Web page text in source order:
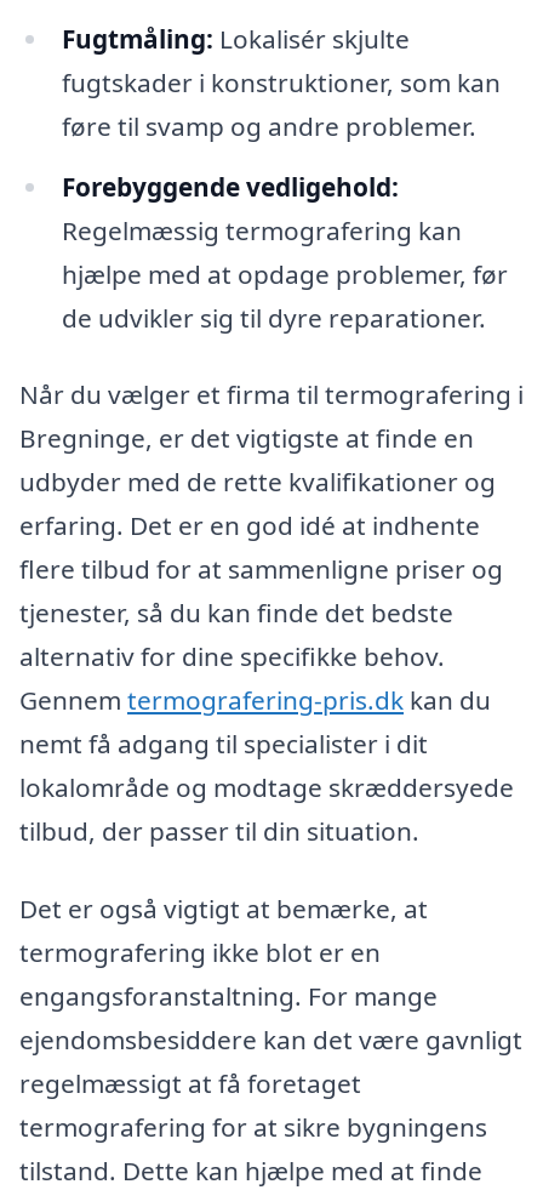
Fugtmåling: Lokalisér skjulte
fugtskader i konstruktioner, som kan
føre til svamp og andre problemer.
Forebyggende vedligehold:
Regelmæssig termografering kan
hjælpe med at opdage problemer, før
de udvikler sig til dyre reparationer.
Når du vælger et firma til termografering i
Bregninge, er det vigtigste at finde en
udbyder med de rette kvalifikationer og
erfaring. Det er en god idé at indhente
flere tilbud for at sammenligne priser og
tjenester, så du kan finde det bedste
alternativ for dine specifikke behov.
Gennem termografering-pris.dk kan du
nemt få adgang til specialister i dit
lokalområde og modtage skræddersyede
tilbud, der passer til din situation.
Det er også vigtigt at bemærke, at
termografering ikke blot er en
engangsforanstaltning. For mange
ejendomsbesiddere kan det være gavnligt
regelmæssigt at få foretaget
termografering for at sikre bygningens
tilstand. Dette kan hjælpe med at finde